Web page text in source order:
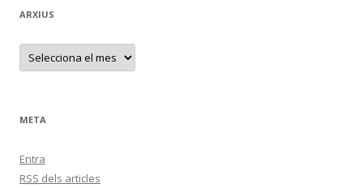
ARXIUS
A
x
META
Entra
RSS dels articles